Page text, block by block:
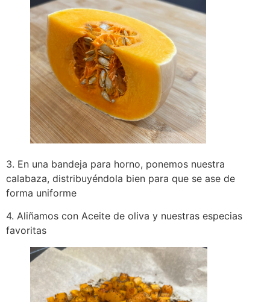
3. En una bandeja para horno, ponemos nuestra
calabaza, distribuyéndola bien para que se ase de
forma uniforme
4. Aliñamos con Aceite de oliva y nuestras especias
favoritas